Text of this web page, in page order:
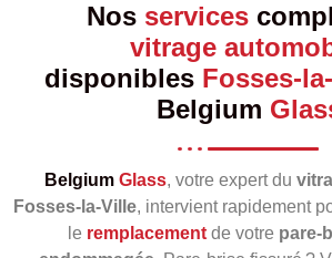
Nos services
vitrage
disponibles Fosses-
Belgium
Belgium Glass, votre expert du
Fosses-la-Ville, intervient rapidement
le remplacement de votre